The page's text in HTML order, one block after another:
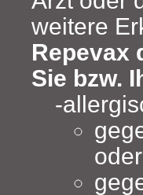
weitere
Repevax
Sie bzw.